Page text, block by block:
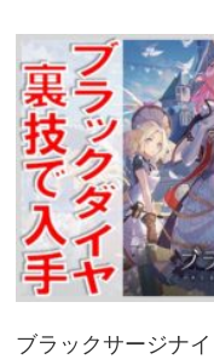
ブラックサージナ